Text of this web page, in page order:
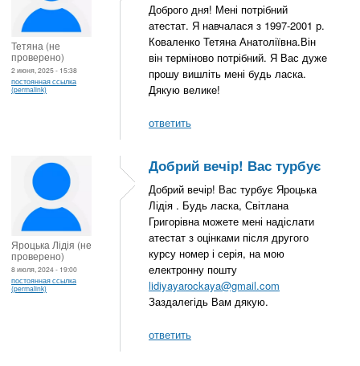
Тетяна (не
проверено)
2 июня, 2025 - 15:38
постоянная ссылка
(permalink)
Доброго дня! Мені потрібний
атестат. Я навчалася з 1997-2001 р.
Коваленко Тетяна Анатоліївна.Він
він терміново потрібний. Я Вас дуже
прошу вишліть мені будь ласка.
Дякую велике!
ответить
Яроцька Лідія (не
проверено)
8 июля, 2024 - 19:00
постоянная ссылка
(permalink)
Добрий вечір! Вас турбує
Добрий вечір! Вас турбує Яроцька
Лідія . Будь ласка, Світлана
Григорівна можете мені надіслати
атестат з оцінками після другого
курсу номер і серія, на мою
електронну пошту
lidiyayarockaya@gmail.com
Заздалегідь Вам дякую.
ответить